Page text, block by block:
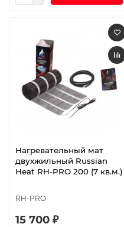
Нагревательный мат
двухжильный Russian
Heat RH-PRO 200 (7 кв.м.)
RH-PRO
15 700 ₽